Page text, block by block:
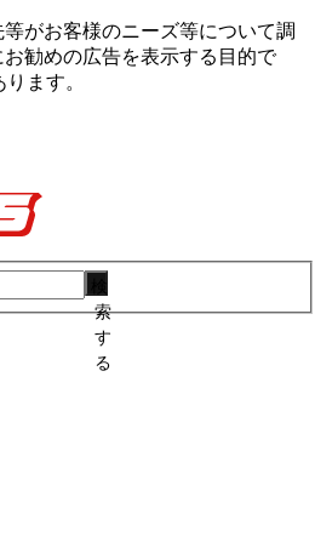
がお客様のニーズ等について調
勧めの広告を表⽰する⽬的で
ます。
索
す
る